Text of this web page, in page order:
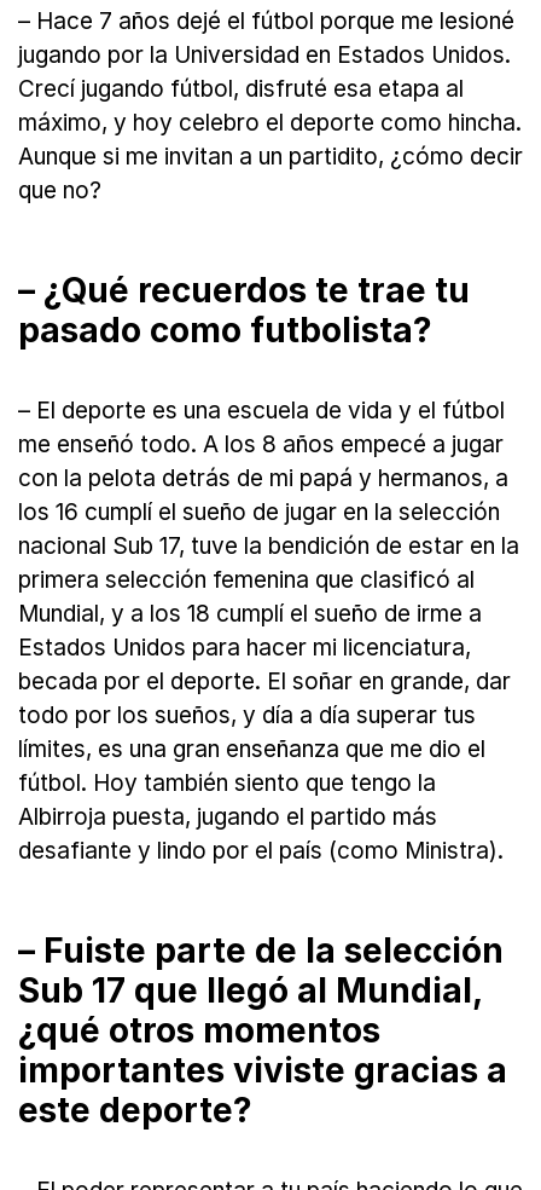
– Hace 7 años dejé el fútbol porque me lesioné
jugando por la Universidad en Estados Unidos.
Crecí jugando fútbol, disfruté esa etapa al
máximo, y hoy celebro el deporte como hincha.
Aunque si me invitan a un partidito, ¿cómo decir
que no?
– ¿Qué recuerdos te trae tu
pasado como futbolista?
– El deporte es una escuela de vida y el fútbol
me enseñó todo. A los 8 años empecé a jugar
con la pelota detrás de mi papá y hermanos, a
los 16 cumplí el sueño de jugar en la selección
nacional Sub 17, tuve la bendición de estar en la
primera selección femenina que clasificó al
Mundial, y a los 18 cumplí el sueño de irme a
Estados Unidos para hacer mi licenciatura,
becada por el deporte. El soñar en grande, dar
todo por los sueños, y día a día superar tus
límites, es una gran enseñanza que me dio el
fútbol. Hoy también siento que tengo la
Albirroja puesta, jugando el partido más
desafiante y lindo por el país (como Ministra).
– Fuiste parte de la selección
Sub 17 que llegó al Mundial,
¿qué otros momentos
importantes viviste gracias a
este deporte?